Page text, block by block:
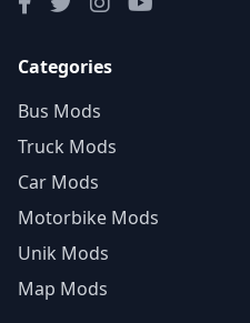
Categories
Bus Mods
Truck Mods
Car Mods
Motorbike Mods
Unik Mods
Map Mods